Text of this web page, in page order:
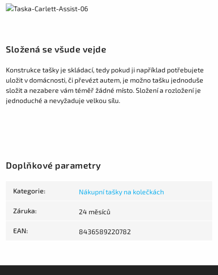
Složená se všude vejde
Konstrukce tašky je skládací, tedy pokud ji například potřebujete
uložit v domácnosti, či převézt autem, je možno tašku jednoduše
složit a nezabere vám téměř žádné místo. Složení a rozložení je
jednoduché a nevyžaduje velkou sílu.
Doplňkové parametry
Kategorie: Nákupní tašky na kolečkách
Záruka: 24 měsíců
EAN: 8436589220782